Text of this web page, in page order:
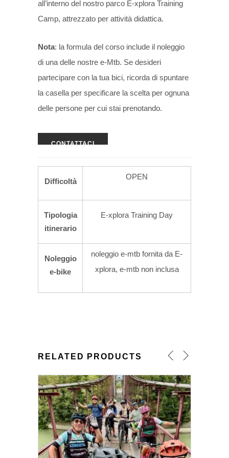
all’interno del nostro parco E-xplora Training
Camp, attrezzato per attività didattica.
Nota: la formula del corso include il noleggio
di una delle nostre e-Mtb. Se desideri
partecipare con la tua bici, ricorda di spuntare
la casella per specificare la scelta per ognuna
delle persone per cui stai prenotando.
CONTATTACI
Difficoltà
OPEN
Tipologia
itinerario
E-xplora Training Day
Noleggio
e-bike
noleggio e-mtb fornita da E-
xplora, e-mtb non inclusa
RELATED PRODUCTS